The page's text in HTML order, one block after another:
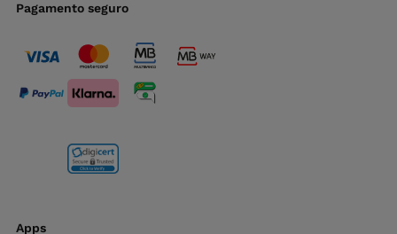
Pagamento seguro
Apps